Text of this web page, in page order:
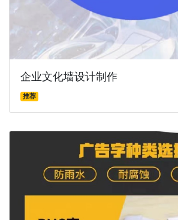
企业文化墙设计制作
推荐